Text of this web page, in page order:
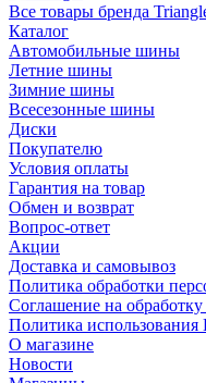
Все товары бренда
Каталог
Автомобильные шины
Летние шины
Зимние шины
Всесезонные шины
Диски
Покупателю
Условия оплаты
Гарантия на товар
Обмен и возврат
Вопрос-ответ
Акции
Доставка и самовывоз
Политика обработки
Соглашение на
Политика использования
О магазине
Новости